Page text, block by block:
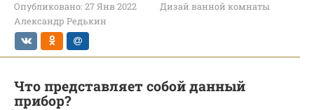
Опубликовано: 27 Янв 2022
Дизай ванной комнаты
Александр Редькин
Что представляет собой данный
прибор?